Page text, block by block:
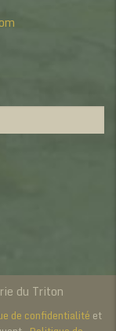
du Triton
de confidentialité et